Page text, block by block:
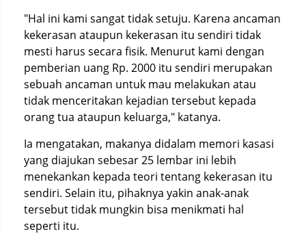
"Hal ini kami sangat tidak setuju. Karena ancaman
kekerasan ataupun kekerasan itu sendiri tidak
mesti harus secara fisik. Menurut kami dengan
pemberian uang Rp. 2000 itu sendiri merupakan
sebuah ancaman untuk mau melakukan atau
tidak menceritakan kejadian tersebut kepada
orang tua ataupun keluarga," katanya.
Ia mengatakan, makanya didalam memori kasasi
yang diajukan sebesar 25 lembar ini lebih
menekankan kepada teori tentang kekerasan itu
sendiri. Selain itu, pihaknya yakin anak-anak
tersebut tidak mungkin bisa menikmati hal
seperti itu.